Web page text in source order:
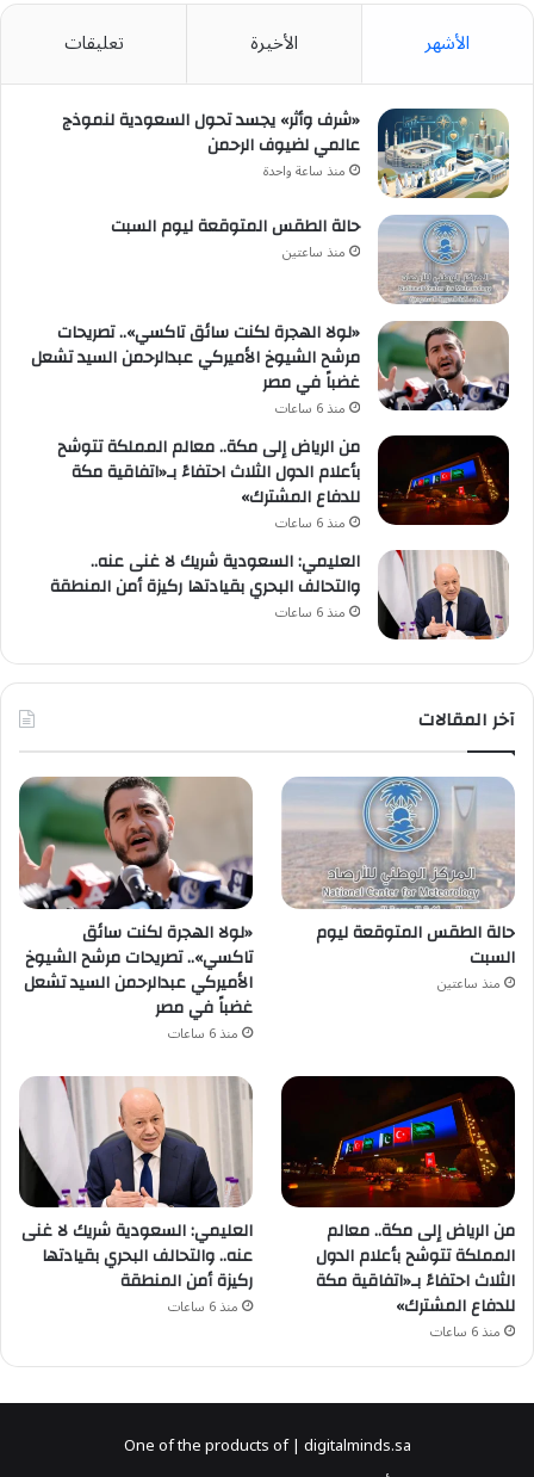
الأشهر الأخيرة تعليقات
«شرف وأثر» يجسد تحول السعودية لنموذج
عالمي لضيوف الرحمن
منذ ساعة واحدة
حالة الطقس المتوقعة ليوم السبت
منذ ساعتين
«لولا الهجرة لكنت سائق تاكسي».. تصريحات
مرشح الشيوخ الأميركي عبدالرحمن السيد تشعل
غضباً في مصر
منذ 6 ساعات
من الرياض إلى مكة.. معالم المملكة تتوشح
بأعلام الدول الثلاث احتفاءً بـ«اتفاقية مكة
للدفاع المشترك»
منذ 6 ساعات
العليمي: السعودية شريك لا غنى عنه..
والتحالف البحري بقيادتها ركيزة أمن المنطقة
منذ 6 ساعات
آخر المقالات
حالة الطقس المتوقعة ليوم
السبت
منذ ساعتين
«لولا الهجرة لكنت سائق
تاكسي».. تصريحات مرشح الشيوخ
الأميركي عبدالرحمن السيد تشعل
غضباً في مصر
منذ 6 ساعات
من الرياض إلى مكة.. معالم
المملكة تتوشح بأعلام الدول
الثلاث احتفاءً بـ«اتفاقية مكة
للدفاع المشترك»
منذ 6 ساعات
العليمي: السعودية شريك لا غنى
عنه.. والتحالف البحري بقيادتها
ركيزة أمن المنطقة
منذ 6 ساعات
One of the products of | digitalminds.sa